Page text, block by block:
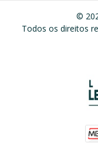
©
Todos os direitos